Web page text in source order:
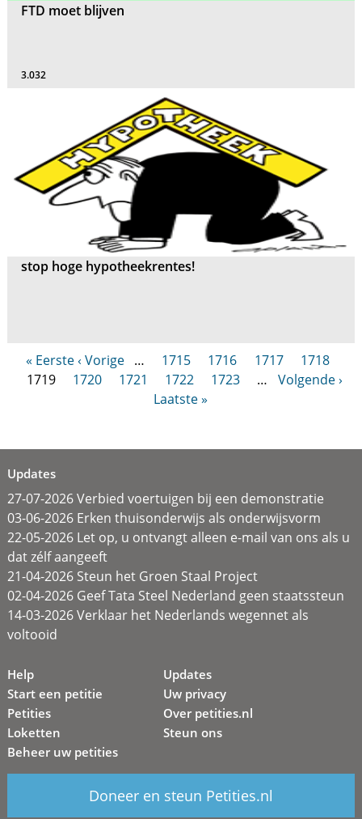
FTD moet blijven
3.032
stop hoge hypotheekrentes!
« Eerste ‹ Vorige … 1715 1716 1717
1718
1719
1720 1721 1722 1723 …
Volgende ›
Laatste »
Updates
27-07-2026 Verbied voertuigen bij een demonstratie
03-06-2026 Erken thuisonderwijs als onderwijsvorm
22-05-2026 Let op, u ontvangt alleen e-mail van ons als u
dat zélf aangeeft
21-04-2026 Steun het Groen Staal Project
02-04-2026 Geef Tata Steel Nederland geen staatssteun
14-03-2026 Verklaar het Nederlands wegennet als
voltooid
Help
Start een petitie
Petities
Loketten
Beheer uw petities
Updates
Uw privacy
Over petities.nl
Steun ons
Doneer en steun Petities.nl